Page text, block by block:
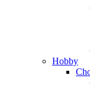
Hobby